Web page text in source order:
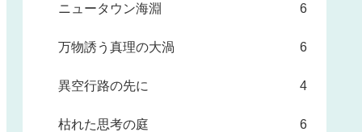
ニュータウン海淵 6
万物誘う真理の大渦 6
異空行路の先に 4
枯れた思考の庭 6